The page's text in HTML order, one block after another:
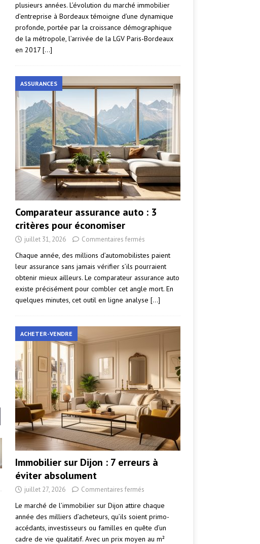
plusieurs années. L’évolution du marché immobilier
d’entreprise à Bordeaux témoigne d’une dynamique
profonde, portée par la croissance démographique
de la métropole, l’arrivée de la LGV Paris-Bordeaux
en 2017 […]
ASSURANCES
Comparateur assurance auto : 3
critères pour économiser
juillet 31, 2026 Commentaires fermés
Chaque année, des millions d’automobilistes paient
leur assurance sans jamais vérifier s’ils pourraient
obtenir mieux ailleurs. Le comparateur assurance auto
existe précisément pour combler cet angle mort. En
quelques minutes, cet outil en ligne analyse […]
ACHETER-VENDRE
Immobilier sur Dijon : 7 erreurs à
éviter absolument
juillet 27, 2026 Commentaires fermés
Le marché de l’immobilier sur Dijon attire chaque
année des milliers d’acheteurs, qu’ils soient primo-
accédants, investisseurs ou familles en quête d’un
cadre de vie qualitatif. Avec un prix moyen au m²